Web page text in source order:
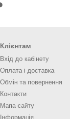
Клієнтам
Вхід до кабінету
Оплата і доставка
Обмін та повернення
Контакти
Мапа сайту
Інформація